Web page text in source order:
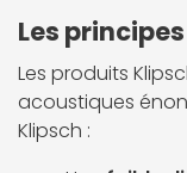
Les
Les produits
acoustiques
Klipsch :